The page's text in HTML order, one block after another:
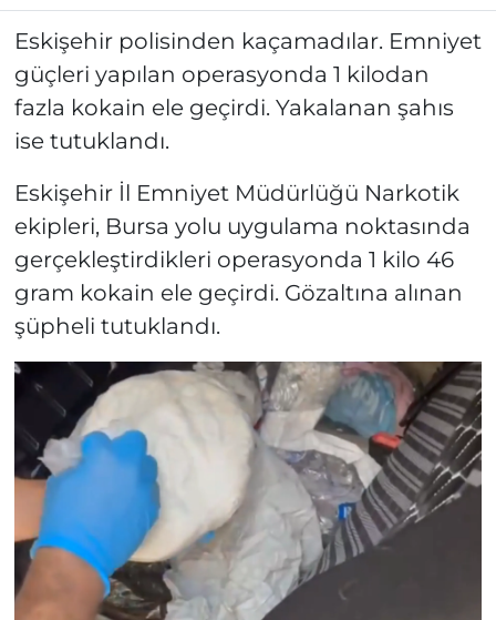
Eskişehir polisinden kaçamadılar. Emniyet
güçleri yapılan operasyonda 1 kilodan
fazla kokain ele geçirdi. Yakalanan şahıs
ise tutuklandı.
Eskişehir İl Emniyet Müdürlüğü Narkotik
ekipleri, Bursa yolu uygulama noktasında
gerçekleştirdikleri operasyonda 1 kilo 46
gram kokain ele geçirdi. Gözaltına alınan
şüpheli tutuklandı.